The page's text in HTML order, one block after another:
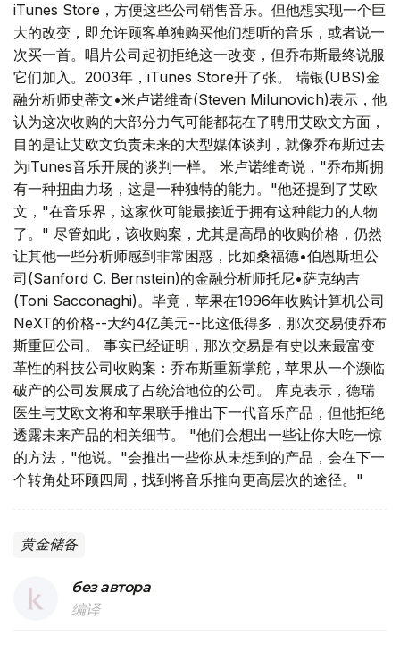
iTunes Store，方便这些公司销售音乐。但他想实现一个巨
大的改变，即允许顾客单独购买他们想听的音乐，或者说一
次买一首。唱片公司起初拒绝这一改变，但乔布斯最终说服
它们加入。2003年，iTunes Store开了张。 瑞银(UBS)金
融分析师史蒂文•米卢诺维奇(Steven Milunovich)表示，他
认为这次收购的大部分力气可能都花在了聘用艾欧文方面，
目的是让艾欧文负责未来的大型媒体谈判，就像乔布斯过去
为iTunes音乐开展的谈判一样。 米卢诺维奇说，"乔布斯拥
有一种扭曲力场，这是一种独特的能力。"他还提到了艾欧
文，"在音乐界，这家伙可能最接近于拥有这种能力的人物
了。" 尽管如此，该收购案，尤其是高昂的收购价格，仍然
让其他一些分析师感到非常困惑，比如桑福德•伯恩斯坦公
司(Sanford C. Bernstein)的金融分析师托尼•萨克纳吉
(Toni Sacconaghi)。毕竟，苹果在1996年收购计算机公司
NeXT的价格--大约4亿美元--比这低得多，那次交易使乔布
斯重回公司。 事实已经证明，那次交易是有史以来最富变
革性的科技公司收购案：乔布斯重新掌舵，苹果从一个濒临
破产的公司发展成了占统治地位的公司。 库克表示，德瑞
医生与艾欧文将和苹果联手推出下一代音乐产品，但他拒绝
透露未来产品的相关细节。 "他们会想出一些让你大吃一惊
的方法，"他说。"会推出一些你从未想到的产品，会在下一
个转角处环顾四周，找到将音乐推向更高层次的途径。"
黄金储备
без автора
编译